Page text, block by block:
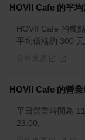
HOVII Cafe 的平
HOVII Cafe 的餐
平均價格約 300 元
HOVII Cafe 的營業
平日營業時間為
23:00。